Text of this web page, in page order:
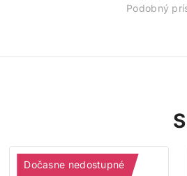
Podobný
Dočasne nedostupné